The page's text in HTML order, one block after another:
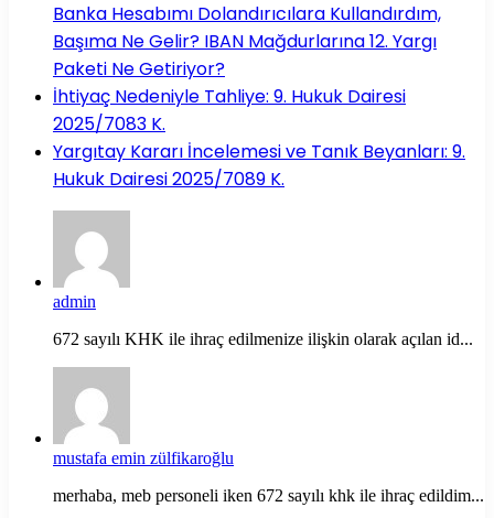
Banka Hesabımı Dolandırıcılara Kullandırdım,
Başıma Ne Gelir? IBAN Mağdurlarına 12. Yargı
Paketi Ne Getiriyor?
İhtiyaç Nedeniyle Tahliye: 9. Hukuk Dairesi
2025/7083 K.
Yargıtay Kararı İncelemesi ve Tanık Beyanları: 9.
Hukuk Dairesi 2025/7089 K.
admin
672 sayılı KHK ile ihraç edilmenize ilişkin olarak açılan id...
mustafa emin zülfikaroğlu
merhaba, meb personeli iken 672 sayılı khk ile ihraç edildim...